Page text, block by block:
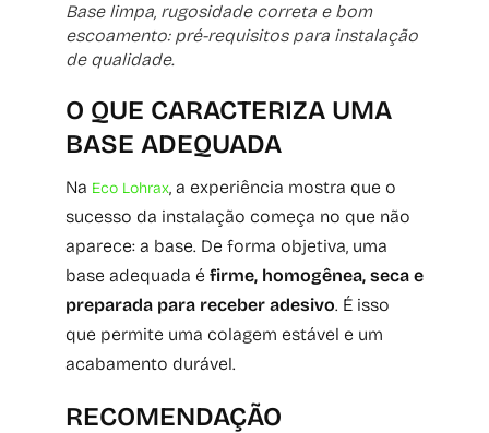
Base limpa, rugosidade correta e bom
escoamento: pré-requisitos para instalação
de qualidade.
O QUE CARACTERIZA UMA
BASE ADEQUADA
Na Eco Lohrax, a experiência mostra que o
sucesso da instalação começa no que não
aparece: a base. De forma objetiva, uma
base adequada é firme, homogênea, seca e
preparada para receber adesivo. É isso
que permite uma colagem estável e um
acabamento durável.
RECOMENDAÇÃO